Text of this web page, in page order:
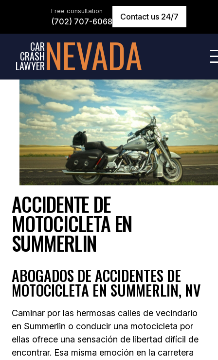
CAR
CRASH
LAWYERNEVADA
Free consultation
(702) 707-6068 Contact us 24/7
ACCIDENTE DE
MOTOCICLETA EN
SUMMERLIN
ABOGADOS DE ACCIDENTES DE
MOTOCICLETA EN SUMMERLIN, NV
Caminar por las hermosas calles de vecindario
en Summerlin o conducir una motocicleta por
ellas ofrece una sensación de libertad difícil de
encontrar. Esa misma emoción en la carretera